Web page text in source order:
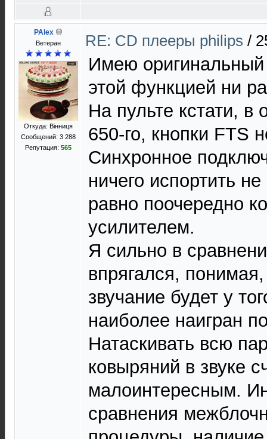
PAlex
Ветеран
Откуда: Вінниця
Сообщений: 3 288
Репутация: 565
RE: CD плееры philips /
Имею оригинальный
этой функцией ни
На пульте кстати, в
650-го, кнопки FTS
Синхронное
ничего испортить
равно поочередно
усилителем.
Я сильно в
впрягался,
звучание будет у
наиболее наигран
Натаскивать всю
ковыряний в звуке
малоинтересным.
сравнения